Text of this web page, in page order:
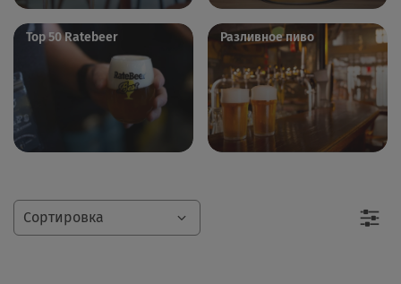
Top 50 Ratebeer Разливное пиво